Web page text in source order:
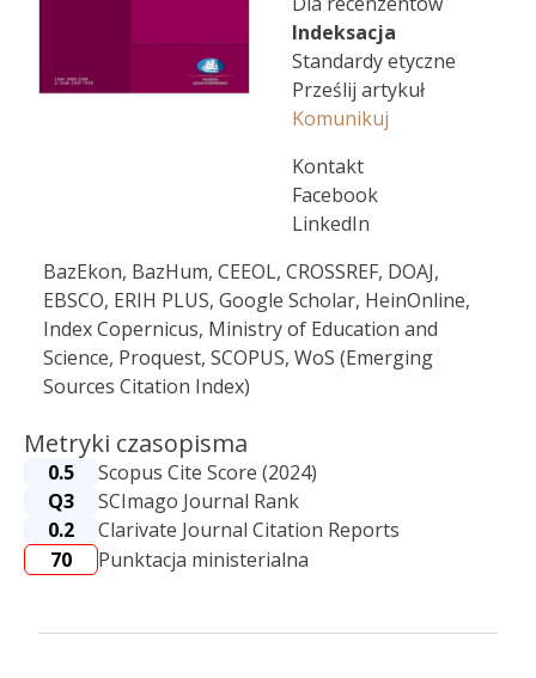
Indeksacja
Standardy etyczne
Prześlij artykuł
Komunikuj
Kontakt
Facebook
LinkedIn
BazEkon, BazHum, CEEOL, CROSSREF, DOAJ,
EBSCO, ERIH PLUS, Google Scholar, HeinOnline,
Index Copernicus, Ministry of Education and
Science, Proquest, SCOPUS, WoS (Emerging
Sources Citation Index)
Metryki czasopisma
0.5
Scopus Cite Score (2024)
Q3
SCImago Journal Rank
0.2
Clarivate Journal Citation Reports
70
Punktacja ministerialna